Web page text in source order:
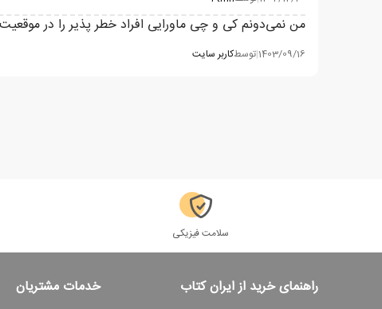
من نمی‌دونم کی و چی ماورایی افراد خطر پذیر را در
1403/09/16
|توسطکاربر سایت
سلامت فیزیکی
راهنمای خرید از ایران کتاب خدمات مشتریان